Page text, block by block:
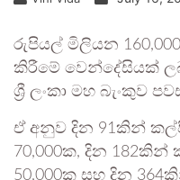
රුපියල් මිලියන
කිරීමේ වෙන්දේසියක්
ශ්‍රී ලංකා මහ බැංකුව
ඒ අනුව දින 91කින්
70,000ක, දින
50,000ක සහ දින